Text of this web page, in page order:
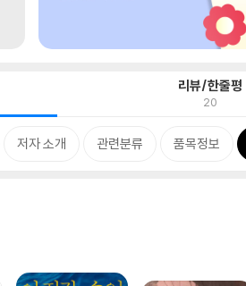
리뷰/한줄평
20
저자 소개 관련분류 품목정보